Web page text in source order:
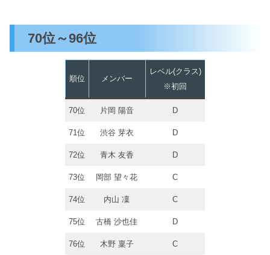
70位～96位
順位 メンバー
レベル(クラス)
※初回
70位 片岡 陽音 D
71位 渋谷 芽衣 D
72位 青木 友香 D
73位 岡部 望々花 C
74位 内山 凜 C
75位 古橋 沙也佳 D
76位 木野 稟子 C